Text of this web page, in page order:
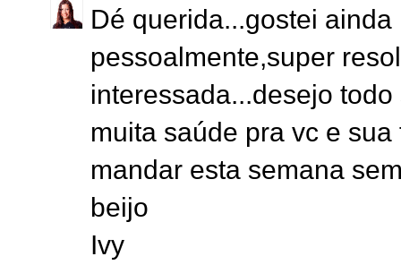
Dé querida...gostei
pessoalmente,super
interessada...desejo
muita saúde pra vc e
mandar esta semana
beijo
Ivy